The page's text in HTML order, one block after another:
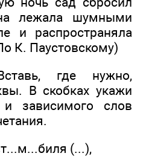
лежала шумными
и распространяла
К. Паустовскому)
где нужно,
В скобках укажи
зависимого слов
(...),